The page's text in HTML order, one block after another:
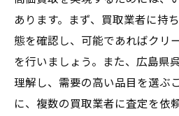
広島県呉市広大広の買
専門家が教える買取
高価買取を実現する
あります。まず、買取業者に持
態を確認し、可能であればクリ
を行いましょう。また、広島県
理解し、需要の高い品目を選ぶ
に、複数の買取業者に査定を依